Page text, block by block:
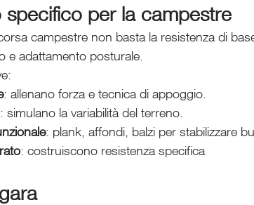
specifico per la campestre
campestre non basta la resistenza di
e adattamento posturale.
: allenano forza e tecnica di appoggio.
: simulano la variabilità del terreno.
: plank, affondi, balzi per stabilizzare
: costruiscono resistenza specifica